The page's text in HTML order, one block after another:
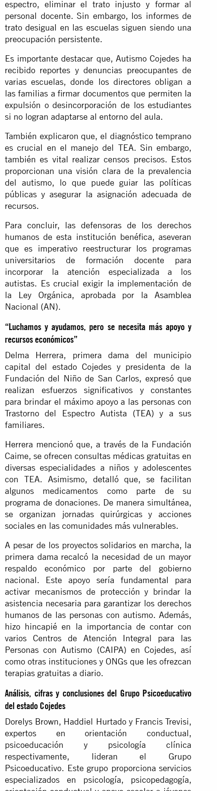
espectro, eliminar el trato injusto y formar al
personal docente. Sin embargo, los informes de
trato desigual en las escuelas siguen siendo una
preocupación persistente.
Es importante destacar que, Autismo Cojedes ha
recibido reportes y denuncias preocupantes de
varias escuelas, donde los directores obligan a
las familias a firmar documentos que permiten la
expulsión o desincorporación de los estudiantes
si no logran adaptarse al entorno del aula.
También explicaron que, el diagnóstico temprano
es crucial en el manejo del TEA. Sin embargo,
también es vital realizar censos precisos. Estos
proporcionan una visión clara de la prevalencia
del autismo, lo que puede guiar las políticas
públicas y asegurar la asignación adecuada de
recursos.
Para concluir, las defensoras de los derechos
humanos de esta institución benéfica, aseveran
que es imperativo reestructurar los programas
universitarios de formación docente para
incorporar la atención especializada a los
autistas. Es crucial exigir la implementación de
la Ley Orgánica, aprobada por la Asamblea
Nacional (AN).
“Luchamos y ayudamos, pero se necesita más apoyo y
recursos económicos”
Delma Herrera, primera dama del municipio
capital del estado Cojedes y presidenta de la
Fundación del Niño de San Carlos, expresó que
realizan esfuerzos significativos y constantes
para brindar el máximo apoyo a las personas con
Trastorno del Espectro Autista (TEA) y a sus
familiares.
Herrera mencionó que, a través de la Fundación
Caime, se ofrecen consultas médicas gratuitas en
diversas especialidades a niños y adolescentes
con TEA. Asimismo, detalló que, se facilitan
algunos medicamentos como parte de su
programa de donaciones. De manera simultánea,
se organizan jornadas quirúrgicas y acciones
sociales en las comunidades más vulnerables.
A pesar de los proyectos solidarios en marcha, la
primera dama recalcó la necesidad de un mayor
respaldo económico por parte del gobierno
nacional. Este apoyo sería fundamental para
activar mecanismos de protección y brindar la
asistencia necesaria para garantizar los derechos
humanos de las personas con autismo. Además,
hizo hincapié en la importancia de contar con
varios Centros de Atención Integral para las
Personas con Autismo (CAIPA) en Cojedes, así
como otras instituciones y ONGs que les ofrezcan
terapias gratuitas a diario.
Análisis, cifras y conclusiones del Grupo Psicoeducativo
del estado Cojedes
Dorelys Brown, Haddiel Hurtado y Francis Trevisi,
expertos en orientación conductual,
psicoeducación y psicología clínica
respectivamente, lideran elGrupo
Psicoeducativo. Este grupo proporciona servicios
especializados en psicología, psicopedagogía,